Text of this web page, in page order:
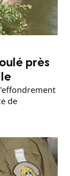
près
de